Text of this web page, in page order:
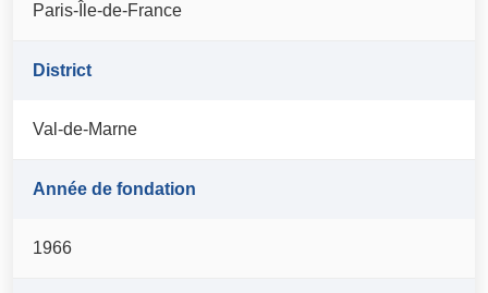
Paris-Île-de-France
District
Val-de-Marne
Année de fondation
1966